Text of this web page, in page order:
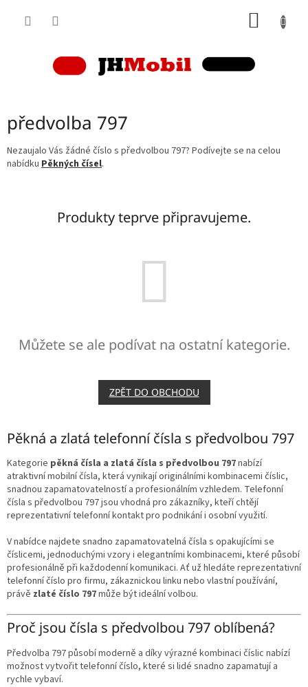
předvolba 797
Nezaujalo Vás žádné číslo s předvolbou 797? Podívejte se na celou
nabídku Pěkných čísel.
Produkty teprve připravujeme.
Můžete se ale podívat na ostatní kategorie.
ZPĚT DO OBCHODU
Pěkná a zlatá telefonní čísla s předvolbou 797
Kategorie pěkná čísla a zlatá čísla s předvolbou 797nabízí
atraktivní mobilní čísla, která vynikají originálními kombinacemi číslic,
snadnou zapamatovatelností a profesionálním vzhledem. Telefonní
čísla s předvolbou 797 jsou vhodná pro zákazníky, kteří chtějí
reprezentativní telefonní kontakt pro podnikání i osobní využití.
V nabídce najdete snadno zapamatovatelná čísla s opakujícími se
číslicemi, jednoduchými vzory i elegantními kombinacemi, které působí
profesionálně při každodenní komunikaci. Ať už hledáte reprezentativní
telefonní číslo pro firmu, zákaznickou linku nebo vlastní používání,
právě zlaté číslo 797může být ideální volbou.
Proč jsou čísla s předvolbou 797 oblíbená?
Předvolba 797 působí moderně a díky výrazné kombinaci číslic nabízí
možnost vytvořit telefonní číslo, které si lidé snadno zapamatují a
rychle vybaví.